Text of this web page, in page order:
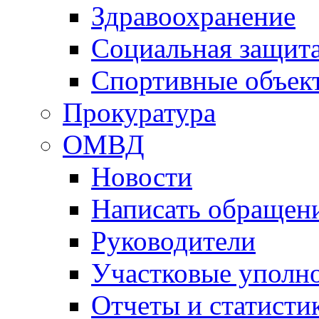
Здравоохранение
Социальная
Спортивные
Прокуратура
ОМВД
Новости
Написать
Руководители
Участковые
Отчеты и